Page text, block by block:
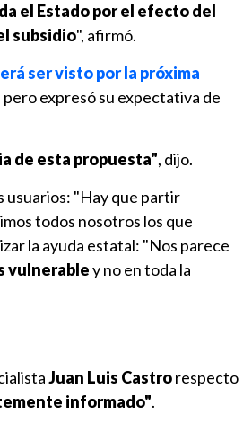
el Estado por el efecto del
subsidio", afirmó.
ser visto por la próxima
expresó su expectativa de
de esta propuesta", dijo.
usuarios: "Hay que partir
todos nosotros los que
la ayuda estatal: "Nos parece
vulnerabley no en toda la
Juan Luis Castrorespecto
informado".